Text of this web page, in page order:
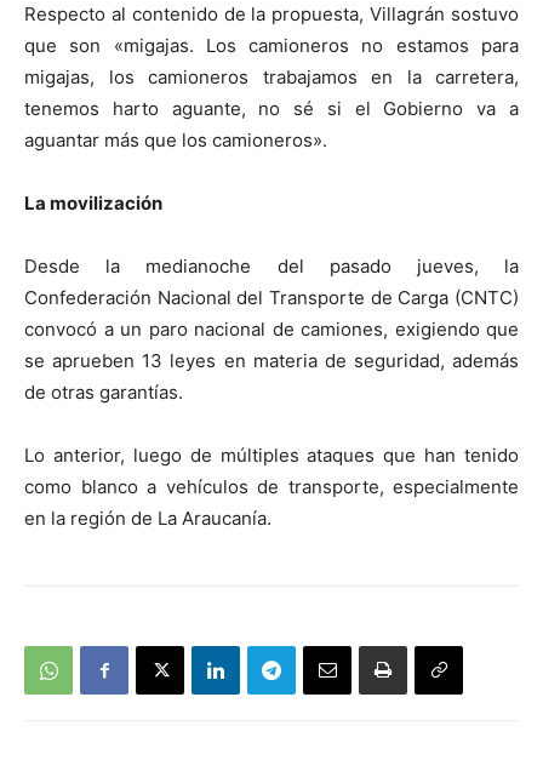
Respecto al contenido de la propuesta, Villagrán sostuvo
que son «migajas. Los camioneros no estamos para
migajas, los camioneros trabajamos en la carretera,
tenemos harto aguante, no sé si el Gobierno va a
aguantar más que los camioneros».
La movilización
Desde la medianoche del pasado jueves, la
Confederación Nacional del Transporte de Carga (CNTC)
convocó a un paro nacional de camiones, exigiendo que
se aprueben 13 leyes en materia de seguridad, además
de otras garantías.
Lo anterior, luego de múltiples ataques que han tenido
como blanco a vehículos de transporte, especialmente
en la región de La Araucanía.